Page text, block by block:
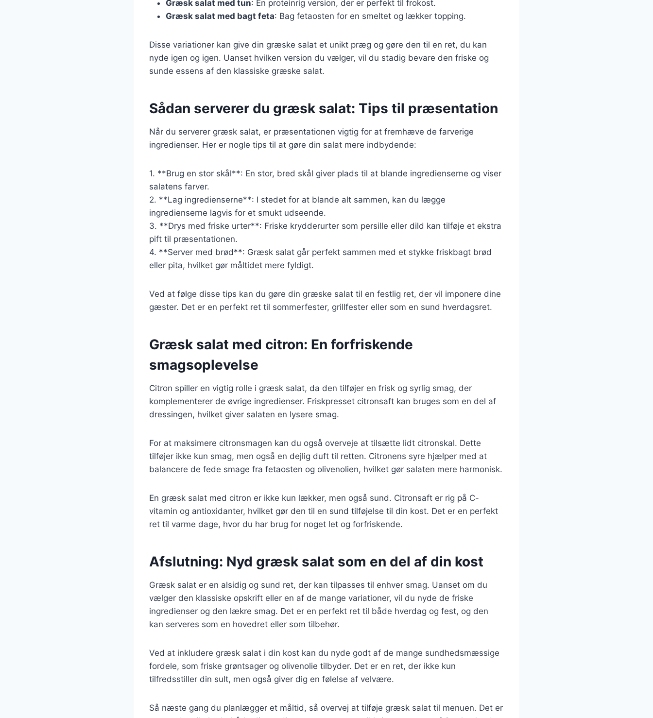
Græsk salat med tun: En proteinrig version, der er perfekt til frokost.
Græsk salat med bagt feta: Bag fetaosten for en smeltet og lækker topping.
Disse variationer kan give din græske salat et unikt præg og gøre den til en ret, du kan
nyde igen og igen. Uanset hvilken version du vælger, vil du stadig bevare den friske og
sunde essens af den klassiske græske salat.
Sådan serverer du græsk salat: Tips til præsentation
Når du serverer græsk salat, er præsentationen vigtig for at fremhæve de farverige
ingredienser. Her er nogle tips til at gøre din salat mere indbydende:
1. **Brug en stor skål**: En stor, bred skål giver plads til at blande ingredienserne og viser
salatens farver.
2. **Lag ingredienserne**: I stedet for at blande alt sammen, kan du lægge
ingredienserne lagvis for et smukt udseende.
3. **Drys med friske urter**: Friske krydderurter som persille eller dild kan tilføje et ekstra
pift til præsentationen.
4. **Server med brød**: Græsk salat går perfekt sammen med et stykke friskbagt brød
eller pita, hvilket gør måltidet mere fyldigt.
Ved at følge disse tips kan du gøre din græske salat til en festlig ret, der vil imponere dine
gæster. Det er en perfekt ret til sommerfester, grillfester eller som en sund hverdagsret.
Græsk salat med citron: En forfriskende
smagsoplevelse
Citron spiller en vigtig rolle i græsk salat, da den tilføjer en frisk og syrlig smag, der
komplementerer de øvrige ingredienser. Friskpresset citronsaft kan bruges som en del af
dressingen, hvilket giver salaten en lysere smag.
For at maksimere citronsmagen kan du også overveje at tilsætte lidt citronskal. Dette
tilføjer ikke kun smag, men også en dejlig duft til retten. Citronens syre hjælper med at
balancere de fede smage fra fetaosten og olivenolien, hvilket gør salaten mere harmonisk.
En græsk salat med citron er ikke kun lækker, men også sund. Citronsaft er rig på C-
vitamin og antioxidanter, hvilket gør den til en sund tilføjelse til din kost. Det er en perfekt
ret til varme dage, hvor du har brug for noget let og forfriskende.
Afslutning: Nyd græsk salat som en del af din kost
Græsk salat er en alsidig og sund ret, der kan tilpasses til enhver smag. Uanset om du
vælger den klassiske opskrift eller en af de mange variationer, vil du nyde de friske
ingredienser og den lækre smag. Det er en perfekt ret til både hverdag og fest, og den
kan serveres som en hovedret eller som tilbehør.
Ved at inkludere græsk salat i din kost kan du nyde godt af de mange sundhedsmæssige
fordele, som friske grøntsager og olivenolie tilbyder. Det er en ret, der ikke kun
tilfredsstiller din sult, men også giver dig en følelse af velvære.
Så næste gang du planlægger et måltid, så overvej at tilføje græsk salat til menuen. Det er